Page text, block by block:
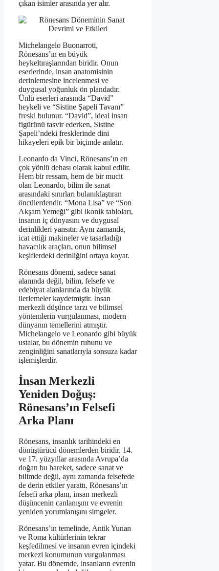
çıkan isimler arasında yer alır.
Michelangelo Buonarroti,
Rönesans’ın en büyük
heykeltıraşlarından biridir. Onun
eserlerinde, insan anatomisinin
derinlemesine incelenmesi ve
duygusal yoğunluk ön plandadır.
Ünlü eserleri arasında “David”
heykeli ve “Sistine Şapeli Tavanı”
freski bulunur. “David”, ideal insan
figürünü tasvir ederken, Sistine
Şapeli’ndeki fresklerinde dini
hikayeleri epik bir biçimde anlatır.
Leonardo da Vinci, Rönesans’ın en
çok yönlü dehası olarak kabul edilir.
Hem bir ressam, hem de bir mucit
olan Leonardo, bilim ile sanat
arasındaki sınırları bulanıklaştıran
öncülerdendir. “Mona Lisa” ve “Son
Akşam Yemeği” gibi ikonik tabloları,
insanın iç dünyasını ve duygusal
derinlikleri yansıtır. Aynı zamanda,
icat ettiği makineler ve tasarladığı
havacılık araçları, onun bilimsel
keşiflerdeki derinliğini ortaya koyar.
Rönesans dönemi, sadece sanat
alanında değil, bilim, felsefe ve
edebiyat alanlarında da büyük
ilerlemeler kaydetmiştir. İnsan
merkezli düşünce tarzı ve bilimsel
yöntemlerin vurgulanması, modern
dünyanın temellerini atmıştır.
Michelangelo ve Leonardo gibi büyük
ustalar, bu dönemin ruhunu ve
zenginliğini sanatlarıyla sonsuza kadar
işlemişlerdir.
İnsan Merkezli
Yeniden Doğuş:
Rönesans’ın Felsefi
Arka Planı
Rönesans, insanlık tarihindeki en
dönüştürücü dönemlerden biridir. 14.
ve 17. yüzyıllar arasında Avrupa’da
doğan bu hareket, sadece sanat ve
bilimde değil, aynı zamanda felsefede
de derin etkiler yarattı. Rönesans’ın
felsefi arka planı, insan merkezli
düşüncenin canlanışını ve evrenin
yeniden yorumlanışını simgeler.
Rönesans’ın temelinde, Antik Yunan
ve Roma kültürlerinin tekrar
keşfedilmesi ve insanın evren içindeki
merkezi konumunun vurgulanması
yatar. Bu dönemde, insanların evrenin